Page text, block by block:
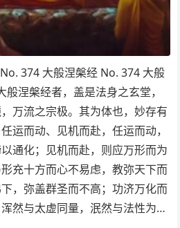
374 大般涅槃经 No. 374 大般
涅槃经者，盖是法身之玄堂，
万流之宗极。其为体也，妙存有
运而动、见机而赴，任运而动，
通化；见机而赴，则应万形而为
充十方而心不易虑，教弥天下而
，弥盖群圣而不高；功济万化而
然与太虚同量，泯然与法性为…